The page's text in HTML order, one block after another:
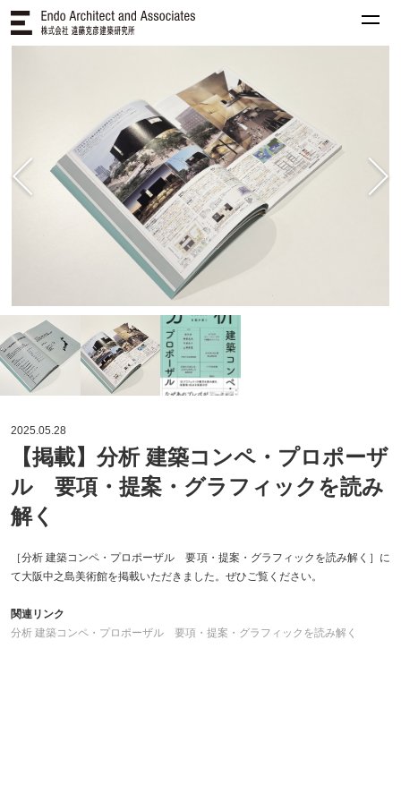
2025.05.28
【掲載】分析 建築コンペ・プロポーザ
ル 要項・提案・グラフィックを読み
解く
［分析 建築コンペ・プロポーザル 要項・提案・グラフィックを読み解く］に
て大阪中之島美術館を掲載いただきました。ぜひご覧ください。
関連リンク
分析 建築コンペ・プロポーザル 要項・提案・グラフィックを読み解く